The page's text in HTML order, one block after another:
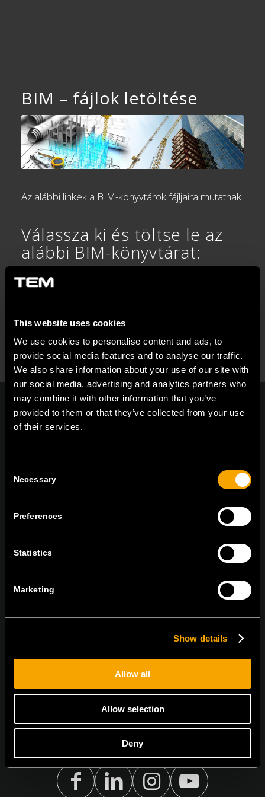
This website uses cookies
We use cookies to personalise content and ads, to
provide social media features and to analyse our traffic.
We also share information about your use of our site with
our social media, advertising and analytics partners who
may combine it with other information that you’ve
provided to them or that they’ve collected from your use
of their services.
Selection
Necessary
Preferences
Statistics
Marketing
Show details
Allow all
Allow selection
Deny
BIM – fájlok letöltése
Az alábbi linkek a BIM-könyvtárok fájljaira mutatnak.
Válassza ki és töltse le az
alábbi BIM-könyvtárat:
–BIM – AUTODESK REVIT
–BIM – GRAPHISOFT DDSCAD
–DWG – 2D CAD
IRATKOZZON FEL AZ E-HÍRLEVÉLRE